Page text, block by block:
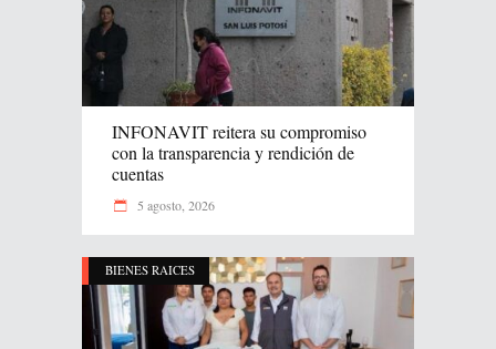
INFONAVIT reitera su compromiso
con la transparencia y rendición de
cuentas
5 agosto, 2026
BIENES RAICES